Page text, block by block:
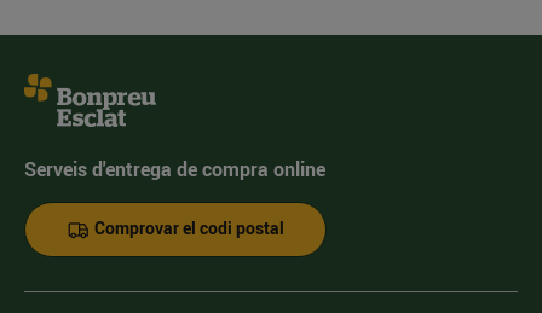
Serveis d'entrega de compra online
Comprovar el codi postal